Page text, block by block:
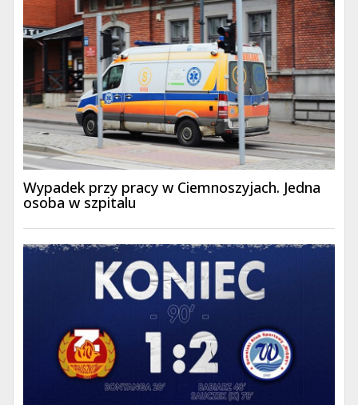
Wypadek przy pracy w Ciemnoszyjach. Jedna
osoba w szpitalu